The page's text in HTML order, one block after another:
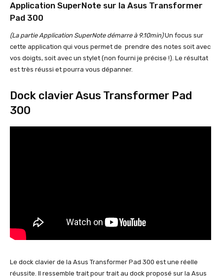
Application SuperNote sur la Asus Transformer
Pad 300
(La partie Application SuperNote démarre à 9.10min)Un focus sur
cette application qui vous permet de prendre des notes soit avec
vos doigts, soit avec un stylet (non fourni je précise !). Le résultat
est très réussi et pourra vous dépanner.
Dock clavier Asus Transformer Pad
300
Le dock clavier de la Asus Transformer Pad 300 est une réelle
réussite. Il ressemble trait pour trait au dock proposé sur la Asus